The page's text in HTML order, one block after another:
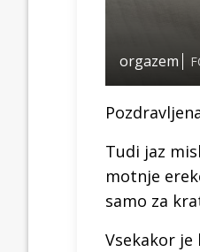
orgazem
Tudi jaz
motnje
samo za
Vsekakor